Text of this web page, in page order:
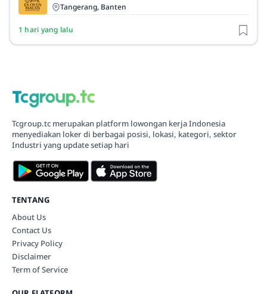
Tangerang, Banten
1 hari yang lalu
Tcgroup.tc merupakan platform lowongan kerja Indonesia
menyediakan loker di berbagai posisi, lokasi, kategori, sektor
Industri yang update setiap hari
TENTANG
About Us
Contact Us
Privacy Policy
Disclaimer
Term of Service